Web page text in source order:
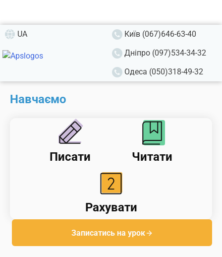
UA
Київ (067)646-63-40
Дніпро (097)534-34-32
Одеса (050)318-49-32
Навчаємо
Писати Читати
Рахувати
Записатись на урок